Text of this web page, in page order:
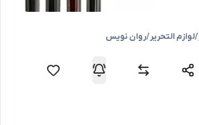
/لوازم التحریر/روان نویس